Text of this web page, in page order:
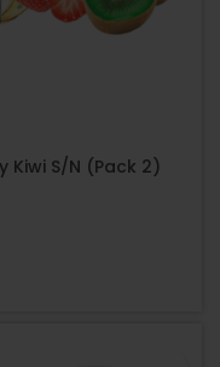
Kiwi S/N (Pack 2)